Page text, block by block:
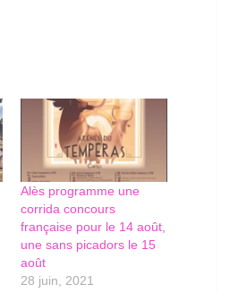
Alès programme une
corrida concours
française pour le 14 août,
une sans picadors le 15
août
28 juin, 2021